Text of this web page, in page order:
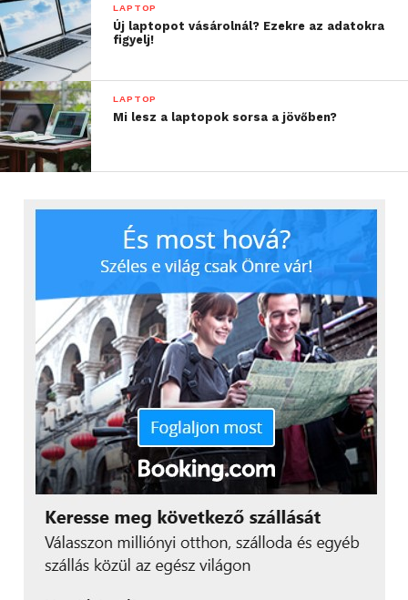
LAPTOP
Új laptopot vásárolnál? Ezekre az adatokra
figyelj!
LAPTOP
Mi lesz a laptopok sorsa a jövőben?